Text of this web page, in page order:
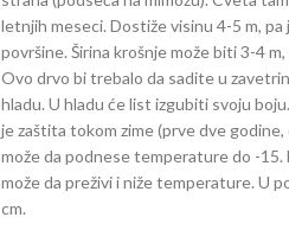
letnjih meseci. Dostiže visinu 4-5 m,
površine. Širina krošnje može biti 3-4
Ovo drvo bi trebalo da sadite u
hladu. U hladu će list izgubiti svoju
je zaštita tokom zime (prve dve
može da podnese temperature do -15.
može da preživi i niže temperature. U
cm.